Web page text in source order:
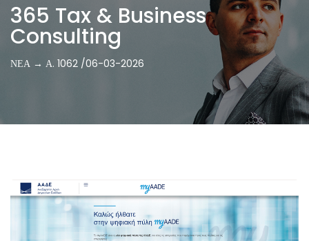
365 Tax & Business
Consulting
ΝΕΑ → Α. 1062 /06-03-2026